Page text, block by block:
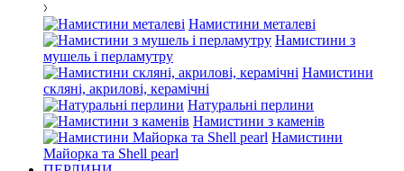
Намистини металеві
Намистини з
мушель і перламутру
Намистини
скляні, акрилові, керамічні
Натуральні перлини
Намистини з каменів
Намистини
Майорка та Shell pearl